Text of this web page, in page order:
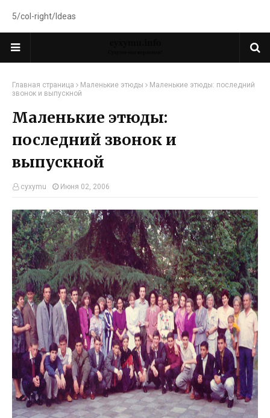
5/col-right/Ideas
Главная страница Маленькие этюды
Маленькие этюды: последний
звонок и выпускной
Маленькие этюды:
последний звонок и
выпускной
cyxymu Июня 02, 2006